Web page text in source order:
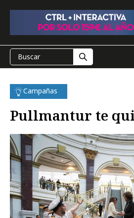
Campañas
Pullmantur te